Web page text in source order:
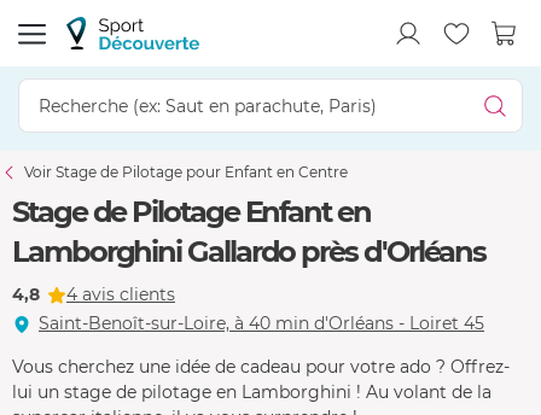
Voir Stage de Pilotage pour Enfant en Centre
Stage de Pilotage Enfant en
Lamborghini Gallardo près d'Orléans
4,8
4 avis clients
Saint-Benoît-sur-Loire, à 40 min d'Orléans - Loiret 45
Vous cherchez une idée de cadeau pour votre ado ? Offrez-
lui un stage de pilotage en Lamborghini ! Au volant de la